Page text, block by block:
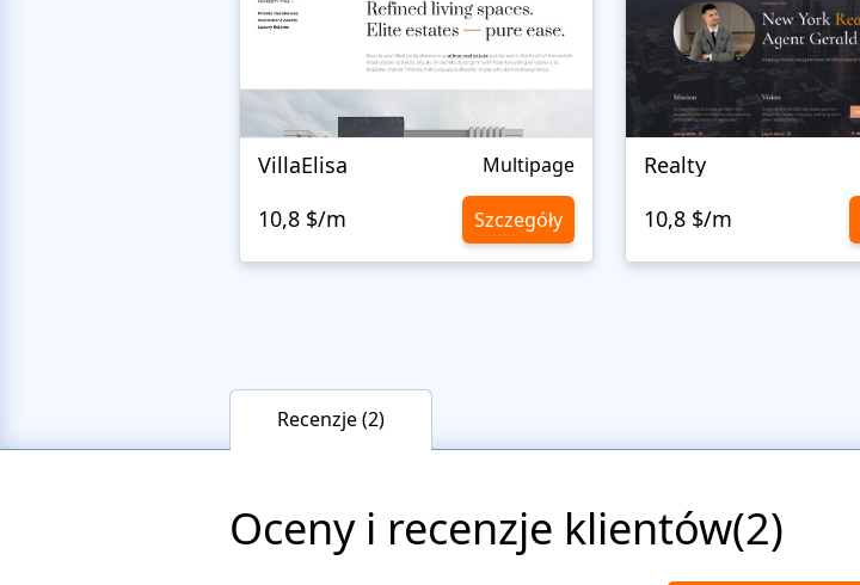
VillaElisa Multipage
10,8 $/m Szczegóły
Realty
10,8 $/m
Recenzje (2)
Oceny i recenzje klientów(2)